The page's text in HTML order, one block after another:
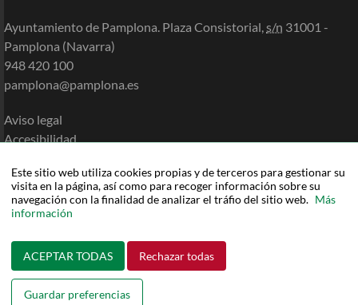
Este sitio web utiliza cookies propias y de terceros para gestionar su
visita en la página, así como para recoger información sobre su
navegación con la finalidad de analizar el tráfio del sitio web. Más
información
ACEPTAR TODAS Rechazar todas
Guardar preferencias
Ayuntamiento de Pamplona. Plaza Consistorial, s/n 31001 -
Pamplona (Navarra)
948 420 100
pamplona@pamplona.es
Aviso legal
Accesibilidad
Política de privacidad
Mapa de la Sede
Ayuda